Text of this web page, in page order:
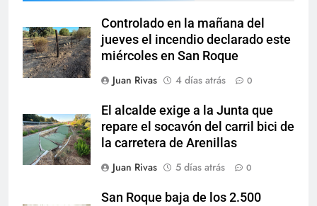
Controlado en la mañana del
jueves el incendio declarado este
miércoles en San Roque
Juan Rivas
4 días atrás 0
El alcalde exige a la Junta que
repare el socavón del carril bici de
la carretera de Arenillas
Juan Rivas
5 días atrás 0
San Roque baja de los 2.500